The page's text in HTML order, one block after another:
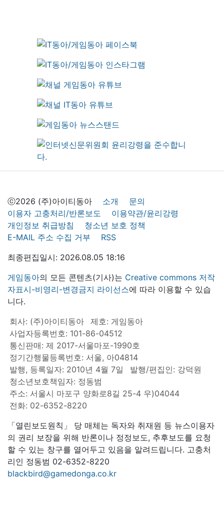
ⓒ2026 (주)아이티동아 소개
문의
이용자 고충처리/반론보도
이용약관/윤리강령
개인정보 취급방침
청소년 보호 정책
E-MAIL 주소 수집 거부
RSS
최종편집일시: 2026.08.05 18:16
게임동아의 모든 콘텐츠(기사)는 Creative commons 저작
자표시-비영리-변경금지 라이선스에 따라 이용할 수 있습
니다.
회사: (주)아이티동아
제호: 게임동아
사업자등록번호: 101-86-04512
통신판매: 제 2017-서울마포-1990호
정기간행물등록번호: 서울, 아04814
발행, 등록일자: 2010년 4월 7일
발행/편집인: 강덕원
청소년보호책임자: 정동범
주소: 서울시 마포구 양화로8길 25-4 우)04044
전화: 02-6352-8220
「열린보도원칙」 당 매체는 독자와 취재원 등 뉴스이용자
의 권리 보장을 위해 반론이나 정정보도, 추후보도를 요청
할 수 있는 창구를 열어두고 있음을 알려드립니다. 고충처
리인 정동범 02-6352-8220
blackbird@gamedonga.co.kr